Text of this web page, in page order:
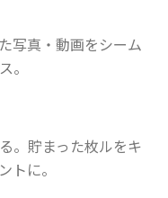
写真・動画をシーム
。
。貯まった枚ルをキ
トに。